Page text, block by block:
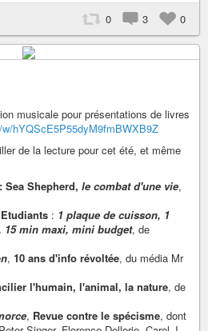
0 3 0
musicale pour présentations de livres
hYQScE5P55dyM9fmBWXB9Z
de la lecture pour cet été, et même
Sea Shepherd, le combat d'une vie,
: 1 plaque de cuisson, 1
15 min maxi, mini budget, de
, 10 ans d'info révoltée, du média Mr
l'humain, l'animal, la nature, de
, Revue contre le spécisme, dont